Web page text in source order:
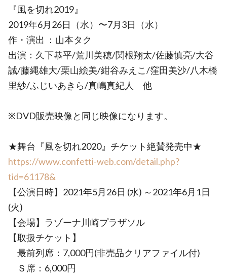
『風を切れ2019』
2019年6月26日（水）〜7月3日（水）
作・演出 ：山本タク
出演：久下恭平/荒川美穂/関根翔太/佐藤慎亮/大谷
誠/藤縄雄大/栗山絵美/紺谷みえこ/窪田美沙/八木橋
里紗/ふじいあきら/真嶋真紀人 他
※DVD販売映像と同じ映像になります。
★舞台『風を切れ2020』チケット絶賛発売中★
https://www.confetti-web.com/detail.php?
tid=61178&
【公演日時】2021年5月26日 (水) ～2021年6月1日
(火)
【会場】ラゾーナ川崎プラザソル
【取扱チケット】
最前列席：7,000円(非売品クリアファイル付)
Ｓ席：6,000円